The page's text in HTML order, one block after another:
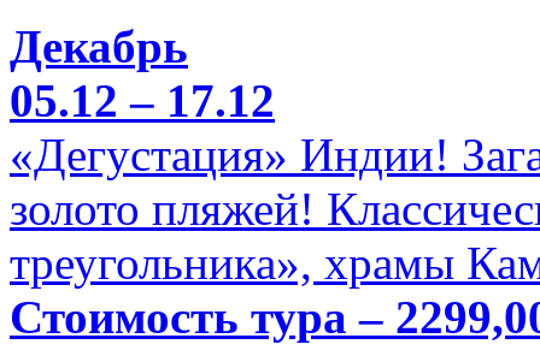
Декабрь
05.12 – 17.12
«Дегустация» Индии!
золото пляжей!
треугольника», храмы
Стоимость тура –